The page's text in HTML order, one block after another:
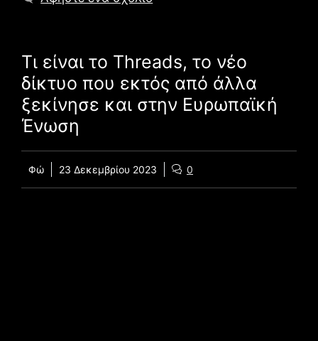
Τι είναι το Threads, το νέο
δίκτυο που εκτός από άλλα
ξεκίνησε και στην Ευρωπαϊκή
Ένωση
Φώ 23 Δεκεμβρίου 2023 0